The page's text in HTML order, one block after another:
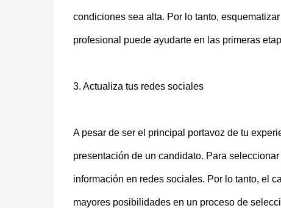
condiciones sea alta. Por lo tanto,
profesional puede ayudarte en las primeras
3. Actualiza tus redes sociales
A pesar de ser el principal portavoz de tu
presentación de un candidato. Para
información en redes sociales. Por lo tanto, el
mayores posibilidades en un proceso de